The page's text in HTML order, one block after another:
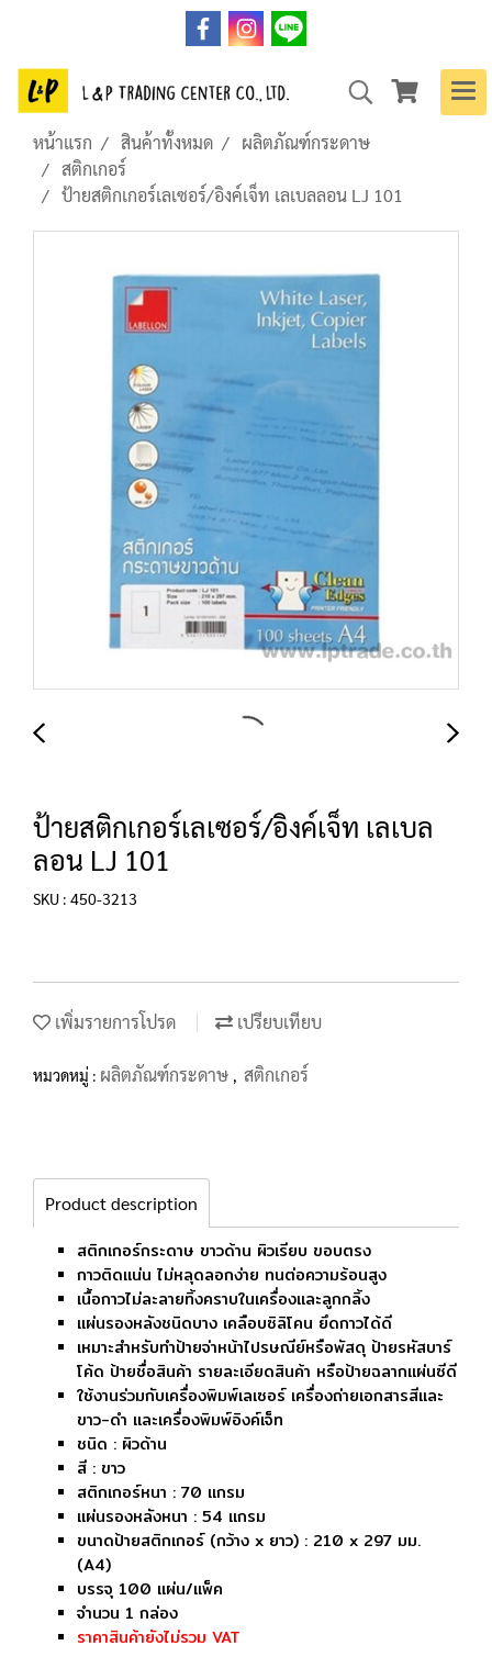
หน้าแรก สินค้าทั้งหมด
ผลิตภัณฑ์กระดาษ
สติกเกอร์
ป้ายสติกเกอร์เลเซอร์/อิงค์เจ็ท เลเบลลอน LJ 101
ป้ายสติกเกอร์เลเซอร์/อิงค์เจ็ท เลเบล
ลอน LJ 101
SKU : 450-3213
เพิ่มรายการโปรด เปรียบเทียบ
หมวดหมู่ : ผลิตภัณฑ์กระดาษ , สติกเกอร์
Product description
สติกเกอร์กระดาษ ขาวด้าน ผิวเรียบ ขอบตรง
กาวติดแน่น ไม่หลุดลอกง่าย ทนต่อความร้อนสูง
เนื้อกาวไม่ละลายทิ้งคราบในเครื่องและลูกกลิ้ง
แผ่นรองหลังชนิดบาง เคลือบซิลิโคน ยึดกาวได้ดี
เหมาะสำหรับทำป้ายจ่าหน้าไปรษณีย์หรือพัสดุ ป้ายรหัสบาร์
โค้ด ป้ายชื่อสินค้า รายละเอียดสินค้า หรือป้ายฉลากแผ่นซีดี
ใช้งานร่วมกับเครื่องพิมพ์เลเซอร์ เครื่องถ่ายเอกสารสีและ
ขาว-ดำ และเครื่องพิมพ์อิงค์เจ็ท
ชนิด : ผิวด้าน
สี : ขาว
สติกเกอร์หนา : 70 แกรม
แผ่นรองหลังหนา : 54 แกรม
ขนาดป้ายสติกเกอร์ (กว้าง x ยาว) : 210 x 297 มม.
(A4)
บรรจุ 100 แผ่น/แพ็ค
จำนวน 1 กล่อง
ราคาสินค้ายังไม่รวม VAT